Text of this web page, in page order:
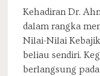
Kehadiran Dr.
dalam rangka
Nilai-Nilai
beliau sendiri.
berlangsung